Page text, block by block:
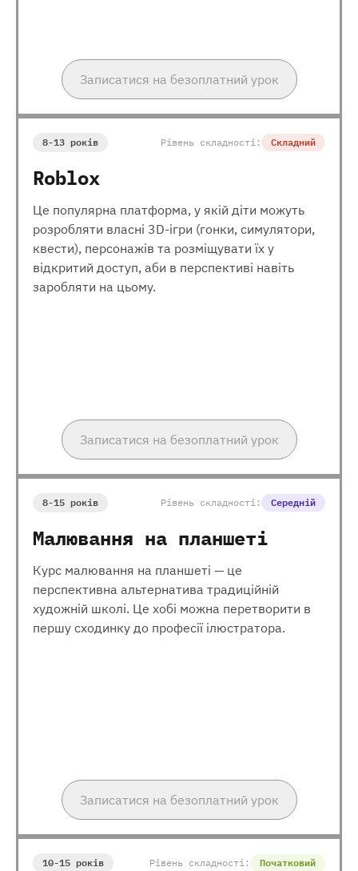
Записатися на безоплатний урок
8-13 років Рівень складності: Складний
Roblox
Це популярна платформа, у якій діти можуть
розробляти власні 3D-ігри (гонки, симулятори,
квести), персонажів та розміщувати їх у
відкритий доступ, аби в перспективі навіть
заробляти на цьому.
Записатися на безоплатний урок
8-15 років Рівень складності: Середній
Малювання на планшеті
Курс малювання на планшеті — це
перспективна альтернатива традиційній
художній школі. Це хобі можна перетворити в
першу сходинку до професії ілюстратора.
Записатися на безоплатний урок
10-15 років Рівень складності: Початковий